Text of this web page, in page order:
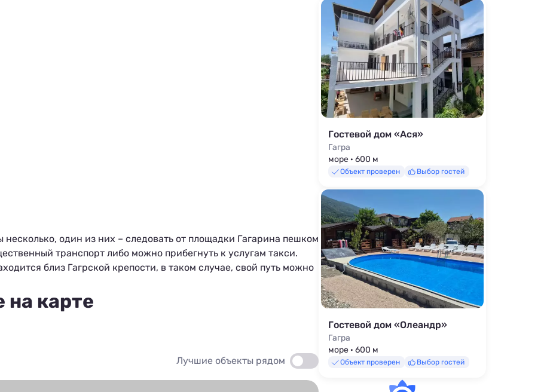
один из них – следовать от площадки Гагарина пешком
транспорт либо можно прибегнуть к услугам такси.
близ Гагрской крепости, в таком случае, свой путь можно
карте
Лучшие объекты рядом
Гостевой дом «Ася»
Гагра
море · 600 м
Объект проверен Выбор гостей
Гостевой дом «Олеандр»
Гагра
море · 600 м
Объект проверен Выбор гостей